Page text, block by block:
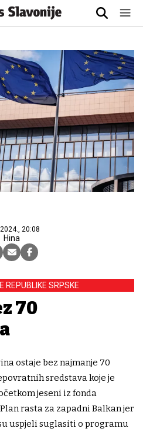
20:08
Hina
REPUBLIKE SRPSKE
70
ostaje bez najmanje 70
sredstava koje je
jeseni iz fonda
rasta za zapadni Balkan jer
uspjeli suglasiti o programu